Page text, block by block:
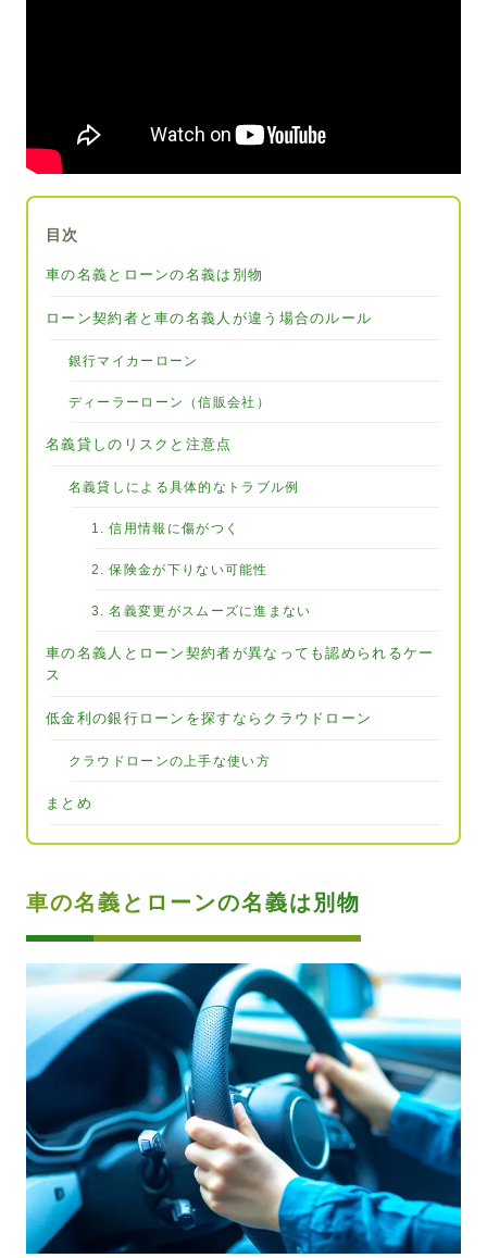
目次
車の名義とローンの名義は別物
ローン契約者と車の名義人が違う場合のルール
銀行マイカーローン
ディーラーローン（信販会社）
名義貸しのリスクと注意点
名義貸しによる具体的なトラブル例
1. 信用情報に傷がつく
2. 保険金が下りない可能性
3. 名義変更がスムーズに進まない
車の名義人とローン契約者が異なっても認められるケー
ス
低金利の銀行ローンを探すならクラウドローン
クラウドローンの上手な使い方
まとめ
車の名義とローンの名義は別物